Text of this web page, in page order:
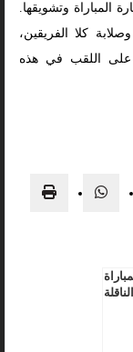
المباراة وتشويقها.
كلا الفريقين،
اللقب في هذه